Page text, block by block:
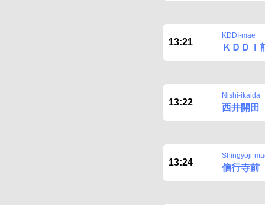
13:21
KDDI-mae
ＫＤＤＩ
13:22
Nishi-ikaida
西井開田
13:24
Shingyoji-
信行寺前